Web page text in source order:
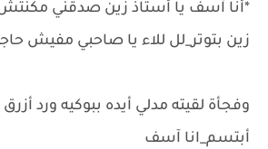
*أنا آسف يا أستاذ زين صدقني
زين بتوتر_لل للاء يا صاحبي مفيش
وفجأة لقيته مدلي أيده ببوكيه ورد
أبتسم_انا آسف